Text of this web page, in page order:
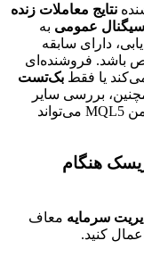
نتایج معاملات زنده
سیگنال عمومی به
دارای سابقه
باشد. فروشنده‌ای
یا فقط بک‌تست
بررسی سایر
محصولات و سابقه فعالیت فروشنده در انجمن MQL5 می‌تواند
هنگام
سرمایه معاف
کنید.